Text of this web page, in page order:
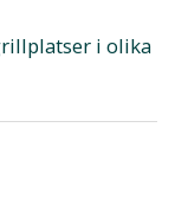
i olika